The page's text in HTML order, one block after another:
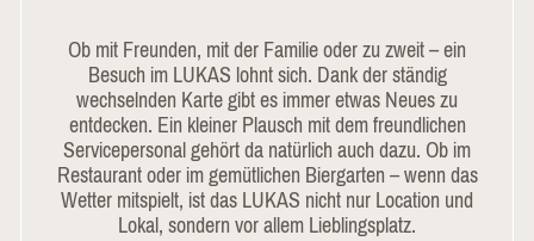
Ob mit Freunden, mit der Familie oder zu zweit – ein
Besuch im LUKAS lohnt sich. Dank der ständig
wechselnden Karte gibt es immer etwas Neues zu
entdecken. Ein kleiner Plausch mit dem freundlichen
Servicepersonal gehört da natürlich auch dazu. Ob im
Restaurant oder im gemütlichen Biergarten – wenn das
Wetter mitspielt, ist das LUKAS nicht nur Location und
Lokal, sondern vor allem Lieblingsplatz.